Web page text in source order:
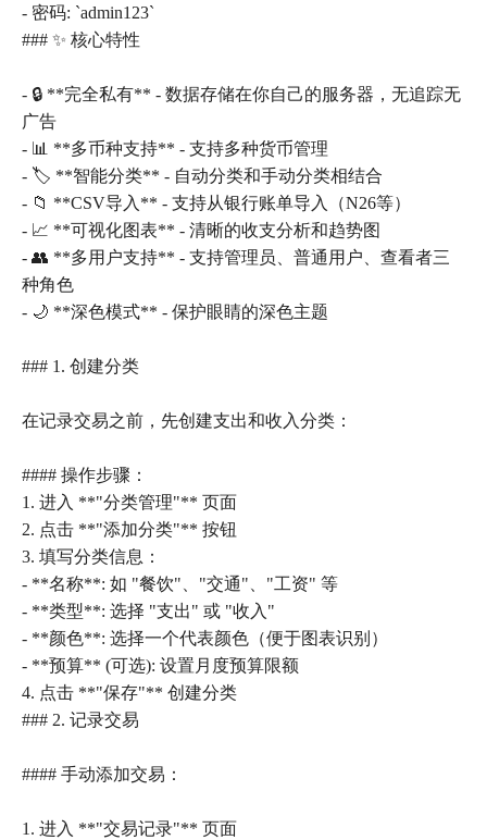
- 密码: `admin123`
### ✨ 核心特性
- 🔒 **完全私有** - 数据存储在你自己的服务器，无追踪无
广告
- 📊 **多币种支持** - 支持多种货币管理
- 🏷️ **智能分类** - 自动分类和手动分类相结合
- 📁 **CSV导入** - 支持从银行账单导入（N26等）
- 📈 **可视化图表** - 清晰的收支分析和趋势图
- 👥 **多用户支持** - 支持管理员、普通用户、查看者三
种角色
- 🌙 **深色模式** - 保护眼睛的深色主题
### 1. 创建分类
在记录交易之前，先创建支出和收入分类：
#### 操作步骤：
1. 进入 **"分类管理"** 页面
2. 点击 **"添加分类"** 按钮
3. 填写分类信息：
- **名称**: 如 "餐饮"、"交通"、"工资" 等
- **类型**: 选择 "支出" 或 "收入"
- **颜色**: 选择一个代表颜色（便于图表识别）
- **预算** (可选): 设置月度预算限额
4. 点击 **"保存"** 创建分类
### 2. 记录交易
#### 手动添加交易：
1. 进入 **"交易记录"** 页面